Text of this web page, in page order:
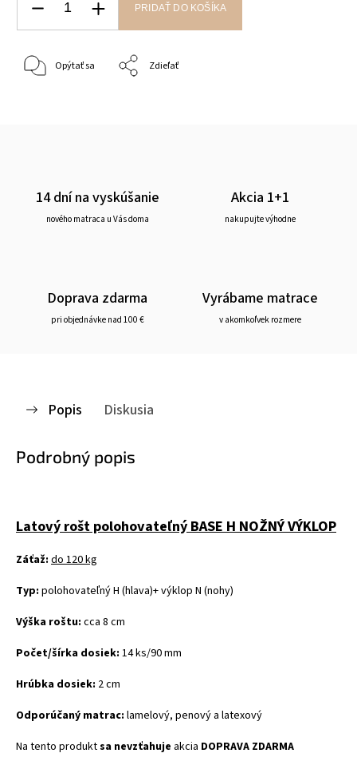
PRIDAŤ DO KOŠÍKA
Opýtať sa Zdieľať
14 dní na vyskúšanie
nového matraca u Vás doma
Akcia 1+1
nakupujte výhodne
Doprava zdarma
pri objednávke nad 100 €
Vyrábame matrace
v akomkoľvek rozmere
Popis Diskusia
Podrobný popis
Latový rošt polohovateľný BASE H NOŽNÝ VÝKLOP
Záťaž: do 120 kg
Typ: polohovateľný H (hlava)+ výklop N (nohy)
Výška roštu: cca 8 cm
Počet/šírka dosiek: 14 ks/90 mm
Hrúbka dosiek: 2 cm
Odporúčaný matrac: lamelový, penový a latexový
Na tento produktsa nevzťahuje akcia DOPRAVA ZDARMA